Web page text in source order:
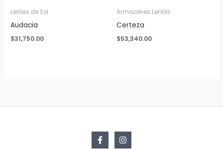
Lentes de Sol
Audacia
$31,750.00
Armazones Lentes
Certeza
$53,340.00